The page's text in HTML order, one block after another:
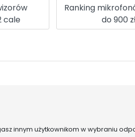
cale
Ranking
do 900
innym użytkownikom w wybraniu